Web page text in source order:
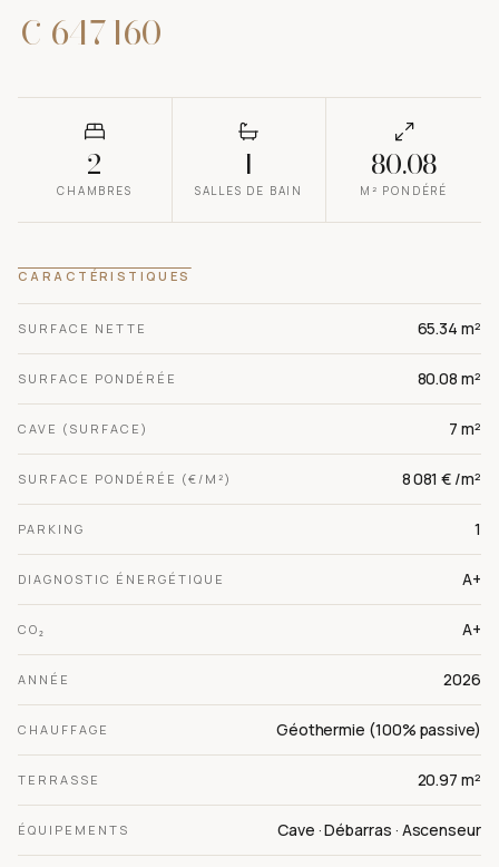
€ 647 160
2
CHAMBRES
1
SALLES DE BAIN
80.08
M² PONDÉRÉ
CARACTÉRISTIQUES
SURFACE NETTE 65.34 m²
SURFACE PONDÉRÉE 80.08 m²
CAVE (SURFACE) 7 m²
SURFACE PONDÉRÉE (€/M²) 8 081 € /m²
PARKING 1
DIAGNOSTIC ÉNERGÉTIQUE A+
CO₂ A+
ANNÉE 2026
CHAUFFAGE Géothermie (100% passive)
TERRASSE 20.97 m²
ÉQUIPEMENTS Cave · Débarras · Ascenseur